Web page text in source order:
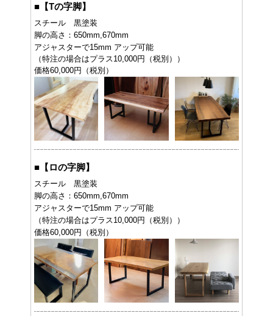
■ 【Tの字脚】
スチール 黒塗装
脚の高さ：650mm,670mm
アジャスターで15mm アップ可能
（特注の場合はプラス10,000円（税別））
価格60,000円（税別）
■ 【ロの字脚】
スチール 黒塗装
脚の高さ：650mm,670mm
アジャスターで15mm アップ可能
（特注の場合はプラス10,000円（税別））
価格60,000円（税別）